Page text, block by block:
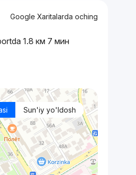
Google Xaritalarda oching
1.8 км 7 мин
Sun'iy yo'ldosh